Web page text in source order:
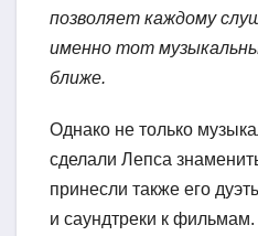
позволяет каждому
именно тот
ближе.
Однако не только
сделали Лепса
принесли также его
и саундтреки к